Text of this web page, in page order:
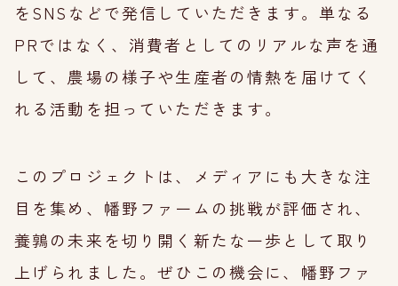
をSNSなどで発信していただきます。単なる
PRではなく、消費者としてのリアルな声を通
して、農場の様子や生産者の情熱を届けてく
れる活動を担っていただきます。
このプロジェクトは、メディアにも大きな注
目を集め、幡野ファームの挑戦が評価され、
養鶉の未来を切り開く新たな一歩として取り
上げられました。ぜひこの機会に、幡野ファ